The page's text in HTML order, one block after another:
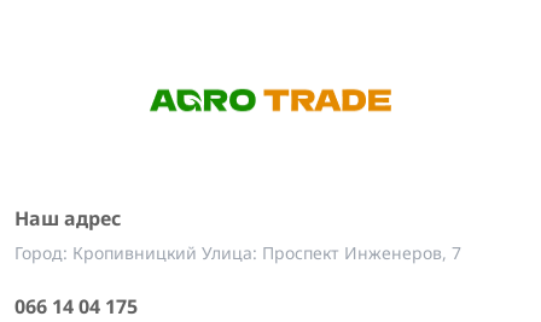
Наш адрес
Город: Кропивницкий Улица: Проспект Инженеров, 7
066 14 04 175